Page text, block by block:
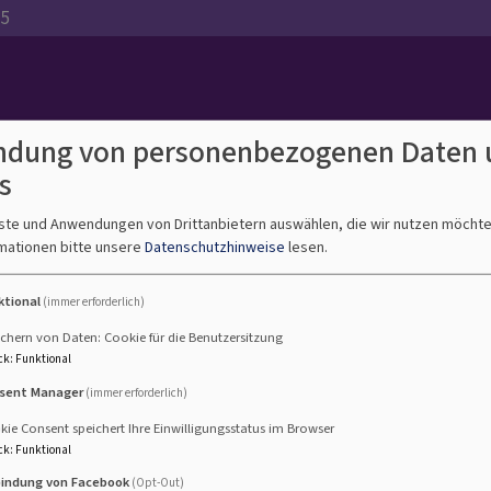
Dekanat
Stadtregion Südregion Westregion
sexualisierter
Nach 9 ½ Jahren in Lonnerstadt verlässt Pfarrer Andreas
von personenbezogenen Daten
und Anwendungen von Drittanbietern auswählen, die wir nutzen
bitte unsere Datenschutzhinweise lesen.
(immer erforderlich)
von Daten: Cookie für die Benutzersitzung
: Funktional
Manager(immer erforderlich)
Consent speichert Ihre Einwilligungsstatus im Browser
: Funktional
von Facebook (Opt-Out)